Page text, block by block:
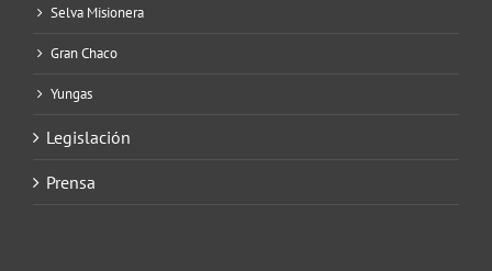
Selva Misionera
Gran Chaco
Yungas
Legislación
Prensa